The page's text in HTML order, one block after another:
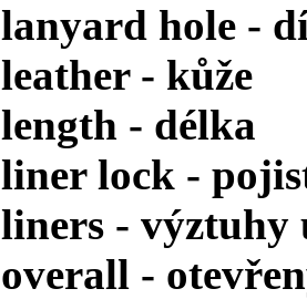
lanyard hole -
leather - kůže
length - délka
liner lock -
liners -
overall -